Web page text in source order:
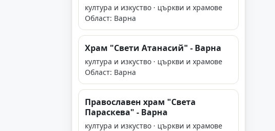
култура и изкуство · църкви и храмове
Област: Варна
Храм "Свети Атанасий" - Варна
култура и изкуство · църкви и храмове
Област: Варна
Православен храм "Света
Параскева" - Варна
култура и изкуство · църкви и храмове